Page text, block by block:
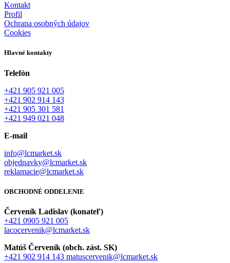
Kontakt
Profil
Ochrana osobných údajov
Cookies
Hlavné kontakty
Telefón
+421 905 921 005
+421 902 914 143
+421 905 301 581
+421 949 021 048
E-mail
info@lcmarket.sk
objednavky@lcmarket.sk
reklamacie@lcmarket.sk
OBCHODNÉ ODDELENIE
Červeník Ladislav (konateľ)
+421 0905 921 005
lacocervenik@lcmarket.sk
Matúš Červeník (obch. zást. SK)
+421 902 914 143 matuscervenik@lcmarket.sk